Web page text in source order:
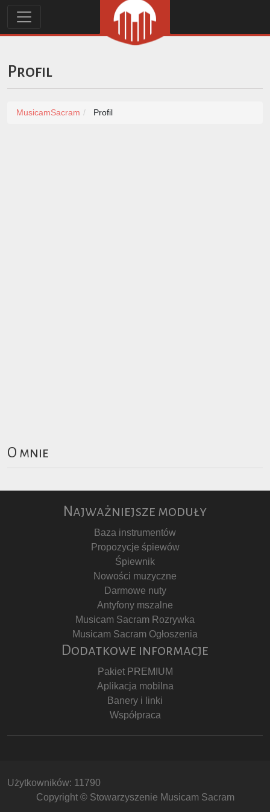
Profil
MusicamSacram Profil
O mnie
Najważniejsze moduły
Baza instrumentów
Propozycje śpiewów
Śpiewnik
Nowości muzyczne
Darmowe nuty
Antyfony mszalne
Musicam Sacram Rozrywka
Musicam Sacram Ogłoszenia
Dodatkowe informacje
Pakiet PREMIUM
Aplikacja mobilna
Banery i linki
Współpraca
Użytkowników: 11790
Copyright © Stowarzyszenie Musicam Sacram